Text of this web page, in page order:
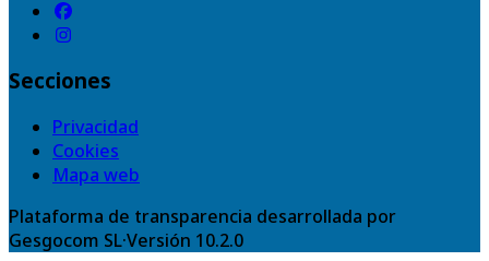
Secciones
Privacidad
Cookies
Mapa web
Plataforma de transparencia desarrollada por
Gesgocom SL·Versión 10.2.0